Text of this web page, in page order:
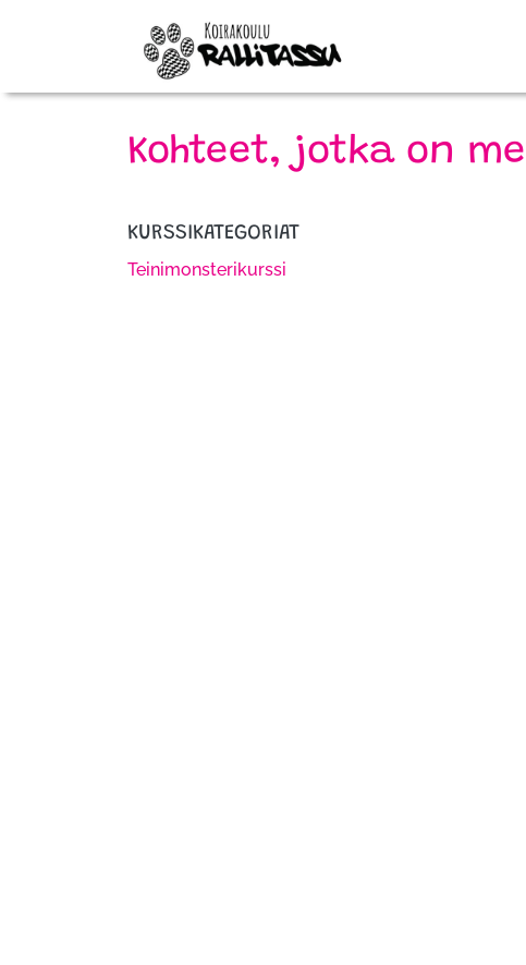
Kohteet, jotka on
KURSSIKATEGORIAT
Teinimonsterikurssi